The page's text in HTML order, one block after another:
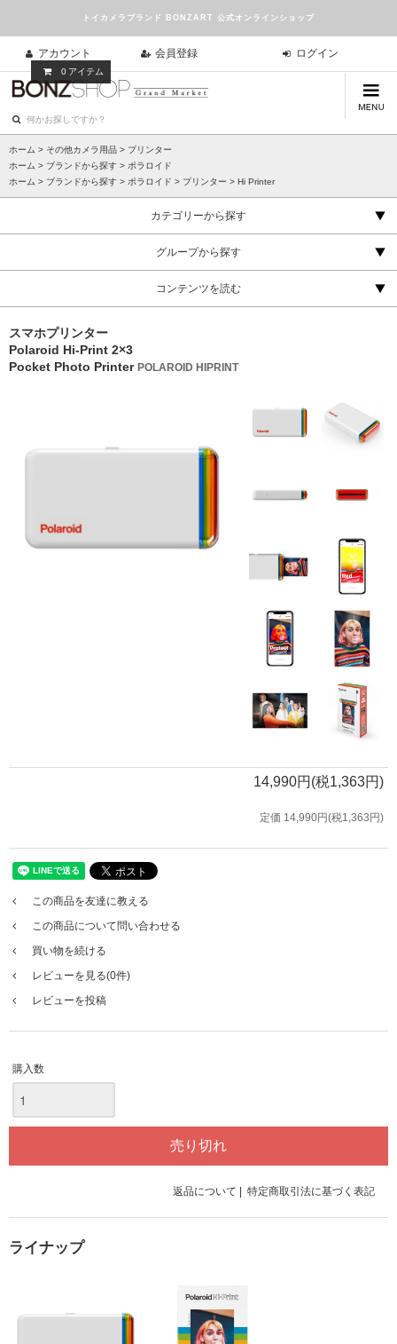
トイカメラブランド BONZART 公式オンラインショップ
アカウント 会員登録 ログイン
0 アイテム
ホーム > その他カメラ用品 > プリンター
ホーム > ブランドから探す > ポラロイド
ホーム > ブランドから探す > ポラロイド > プリンター > Hi Printer
カテゴリーから探す
グループから探す
コンテンツを読む
スマホプリンター
Polaroid Hi-Print 2×3
Pocket Photo Printer POLAROID HIPRINT
14,990円(税1,363円)
定価 14,990円(税1,363円)
この商品を友達に教える
この商品について問い合わせる
買い物を続ける
レビューを見る(0件)
レビューを投稿
購入数
返品について 特定商取引法に基づく表記
ライナップ